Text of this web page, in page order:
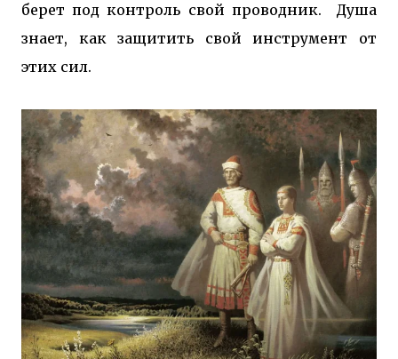
берет под контроль свой проводник. Душа
знает, как защитить свой инструмент от
этих сил.